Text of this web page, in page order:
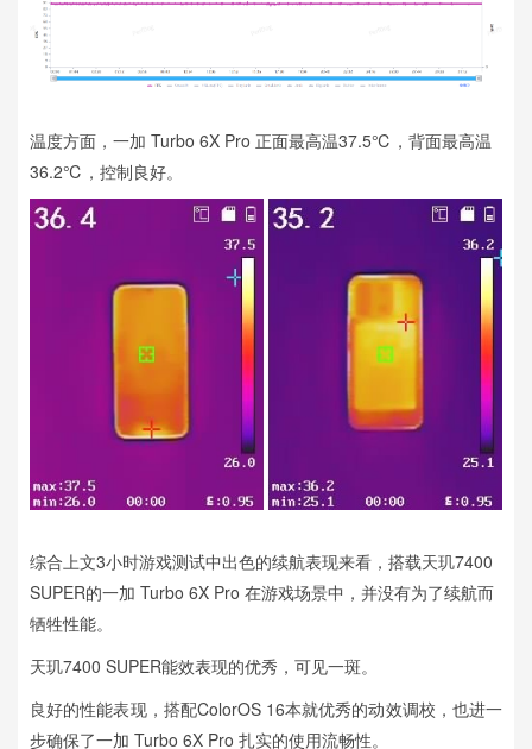
温度方面，一加 Turbo 6X Pro 正面最高温37.5℃，背面最高温
36.2℃，控制良好。
综合上文3小时游戏测试中出色的续航表现来看，搭载天玑7400
SUPER的一加 Turbo 6X Pro 在游戏场景中，并没有为了续航而
牺牲性能。
天玑7400 SUPER能效表现的优秀，可见一斑。
良好的性能表现，搭配ColorOS 16本就优秀的动效调校，也进一
步确保了一加 Turbo 6X Pro 扎实的使用流畅性。